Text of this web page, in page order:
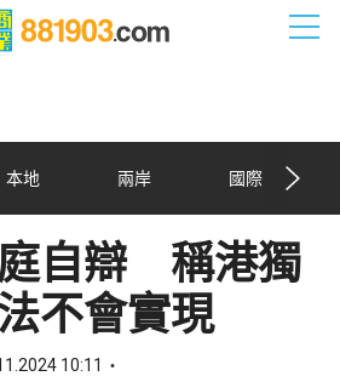
本地 兩岸 國際
自辯 稱港獨
不會實現
10:11